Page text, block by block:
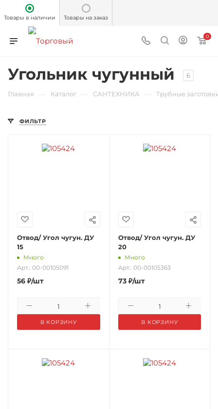
Товары в наличии Товары на заказ
0
Угольник чугунный 6
Главная Каталог САНТЕХНИКА Трубные
ФИЛЬТР
Отвод/ Угол чугун. ДУ
15
Много
Арт.: 00-00105091
56 ₽/шт
В КОРЗИНУ
Отвод/ Угол чугун. ДУ
20
Много
Арт.: 00-00105363
73₽/шт
В КОРЗИНУ